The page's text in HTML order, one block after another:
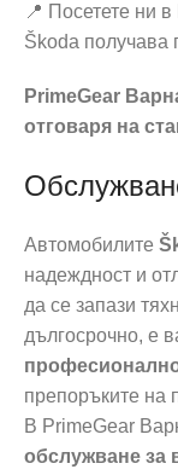
📍 Посетете ни в
Škoda получава
PrimeGear
отговаря на
Автомобилите
надеждност и
да се запази
дългосрочно, е
препоръките на
В PrimeGear
обслужване за